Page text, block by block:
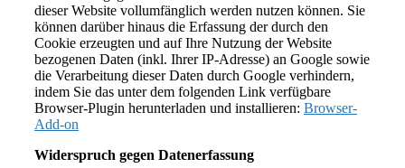
dieser Website vollumfänglich werden nutzen können. Sie
können darüber hinaus die Erfassung der durch den
Cookie erzeugten und auf Ihre Nutzung der Website
bezogenen Daten (inkl. Ihrer IP-Adresse) an Google sowie
die Verarbeitung dieser Daten durch Google verhindern,
indem Sie das unter dem folgenden Link verfügbare
Browser-Plugin herunterladen und installieren: Browser-
Add-on
Widerspruch gegen Datenerfassung